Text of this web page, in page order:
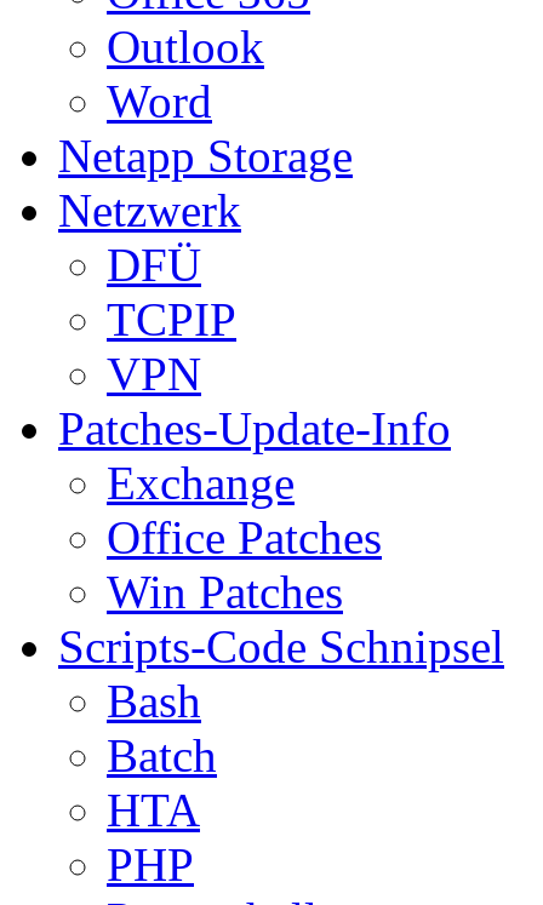
Outlook
Word
Netapp Storage
Netzwerk
DFÜ
TCPIP
VPN
Patches-Update-Info
Exchange
Office Patches
Win Patches
Scripts-Code Schnipsel
Bash
Batch
HTA
PHP